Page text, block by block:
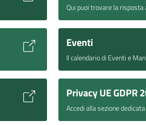
Qui puoi trovare la risposta
Eventi
Il calendario di Eventi e
Privacy UE GDPR
Accedi alla sezione dedicata